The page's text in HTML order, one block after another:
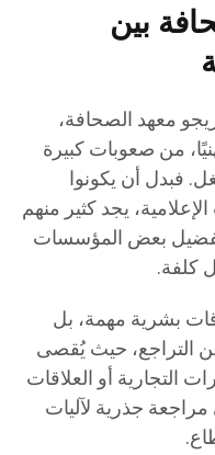
بين
معهد الصحافة،
من صعوبات كبيرة
فبدل أن يكونوا
يجد كثير منهم
بعض المؤسسات
كلفة.
بشرية مهمة، بل
التراجع، حيث يُقصى
التجارية أو العلاقات
جذرية لآليات